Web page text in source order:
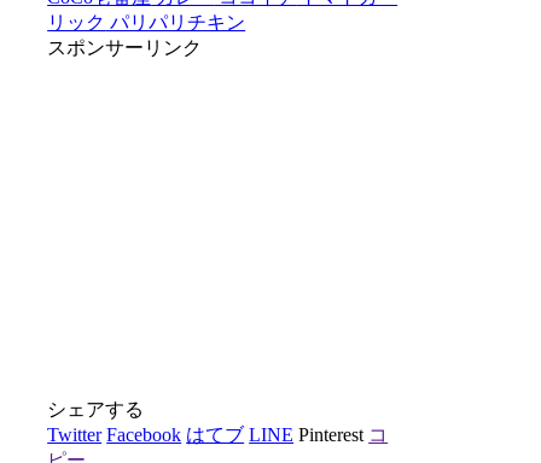
リック パリパリチキン
スポンサーリンク
シェアする
Twitter Facebook はてブ LINE Pinterest コ